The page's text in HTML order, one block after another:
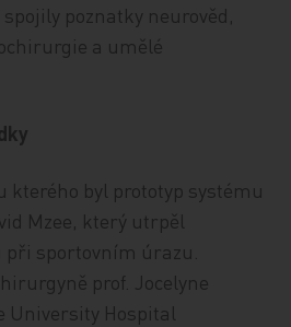
poznatky neurověd,
a umělé
kterého byl prototyp systému
Mzee, který utrpěl
sportovním úrazu.
prof. Jocelyne
University Hospital